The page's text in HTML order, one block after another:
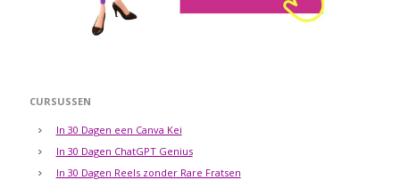
CURSUSSEN
In 30 Dagen een Canva Kei
In 30 Dagen ChatGPT Genius
In 30 Dagen Reels zonder Rare Fratsen